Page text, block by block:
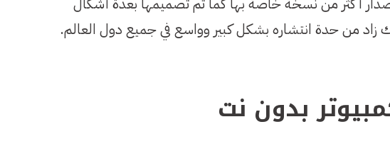
زاد من حدة انتشاره بشكل كبير وواسع في جميع دول العالم.
بدون نت